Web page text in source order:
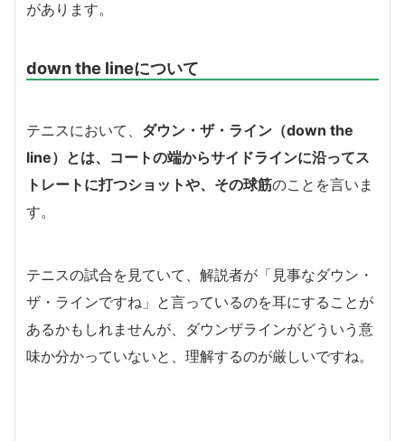
があります。
down the lineについて
テニスにおいて、 ダウン・ザ・ライン（down the
line）とは、コートの端からサイドラインに沿ってス
トレートに打つショットや、その球筋のことを言いま
す。
テニスの試合を見ていて、解説者が「見事なダウン・
ザ・ラインですね」と言っているのを耳にすることが
あるかもしれませんが、ダウンザラインがどういう意
味か分かっていないと、理解するのが厳しいですね。